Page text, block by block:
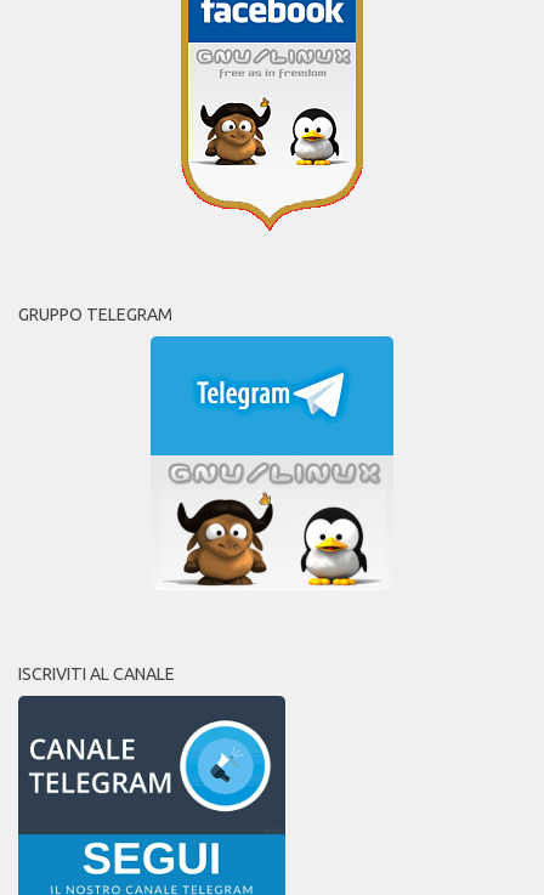
GRUPPO TELEGRAM
ISCRIVITI AL CANALE